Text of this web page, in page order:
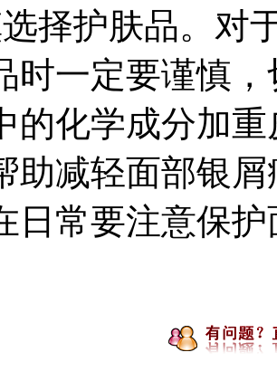
择护肤品。对
时一定要谨慎
的化学成分加
助减轻面部银
日常要注意保